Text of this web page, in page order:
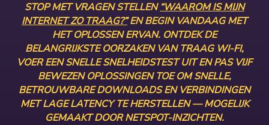
STOP MET VRAGEN STELLEN “WAAROM IS MIJN
INTERNET ZO TRAAG?”EN BEGIN VANDAAG MET
HET OPLOSSEN ERVAN. ONTDEK DE
BELANGRIJKSTE OORZAKEN VAN TRAAG WI-FI,
VOER EEN SNELLE SNELHEIDSTEST UIT EN PAS VIJF
BEWEZEN OPLOSSINGEN TOE OM SNELLE,
BETROUWBARE DOWNLOADS EN VERBINDINGEN
MET LAGE LATENCY TE HERSTELLEN — MOGELIJK
GEMAAKT DOOR NETSPOT-INZICHTEN.